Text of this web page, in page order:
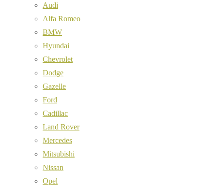
Audi
Alfa Romeo
BMW
Hyundai
Chevrolet
Dodge
Gazelle
Ford
Cadillac
Land Rover
Mercedes
Mitsubishi
Nissan
Opel